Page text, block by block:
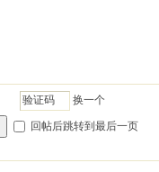
换一个
回帖后跳转到最后一页